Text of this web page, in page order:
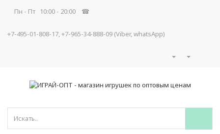
Пн - Пт 10:00 - 20:00 ☎
+7-495-01-808-17, +7-965-34-888-09 (Viber, whatsApp)